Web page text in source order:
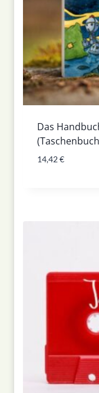
Das
14,42€